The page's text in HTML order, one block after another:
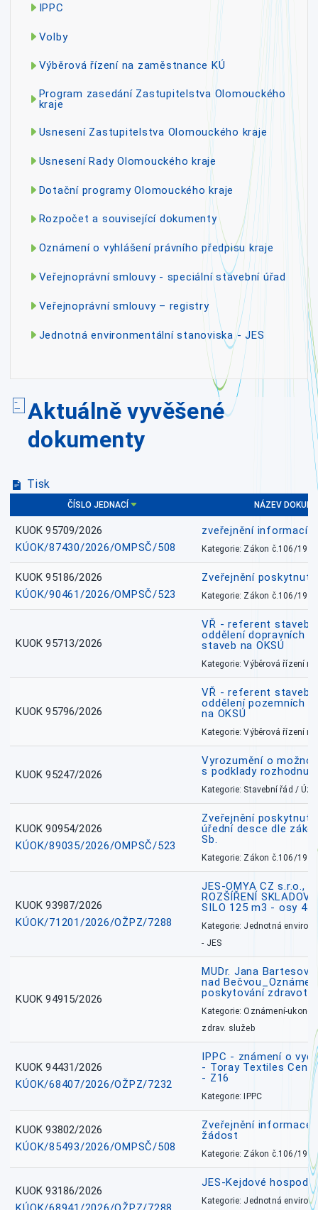
IPPC
Volby
Výběrová řízení na zaměstnance KÚ
Program zasedání Zastupitelstva Olomouckého
kraje
Usnesení Zastupitelstva Olomouckého kraje
Usnesení Rady Olomouckého kraje
Dotační programy Olomouckého kraje
Rozpočet a související dokumenty
Oznámení o vyhlášení právního předpisu kraje
Veřejnoprávní smlouvy - speciální stavební úřad
Veřejnoprávní smlouvy – registry
Jednotná environmentální stanoviska - JES
Aktuálně vyvěšené
dokumenty
Tisk
ČÍSLO JEDNACÍ NÁZEV
KUOK 95709/2026
KÚOK/87430/2026/OMPSČ/508
zveřejnění informací
Kategorie: Zákon č.106/1999
KUOK 95186/2026
KÚOK/90461/2026/OMPSČ/523
Zveřejnění
Kategorie: Zákon č.106/1999
KUOK 95713/2026
VŘ - referent
oddělení dopravních
staveb na OKSÚ
Kategorie: Výběrová řízení
KUOK 95796/2026
VŘ - referent
oddělení pozemních
na OKSÚ
Kategorie: Výběrová řízení
KUOK 95247/2026
Vyrozumění o
s podklady rozhodnutí
Kategorie: Stavební řád /
KUOK 90954/2026
KÚOK/89035/2026/OMPSČ/523
Zveřejnění
úřední desce dle
Sb.
Kategorie: Zákon č.106/1999
KUOK 93987/2026
KÚOK/71201/2026/OŽPZ/7288
JES-OMYA CZ s.r.o.,
ROZŠÍŘENÍ
SILO 125 m3 - osy
Kategorie: Jednotná
- JES
KUOK 94915/2026
MUDr. Jana
nad
poskytování
Kategorie: Oznámení-
zdrav. služeb
KUOK 94431/2026
KÚOK/68407/2026/OŽPZ/7232
IPPC - známení o
- Toray Textiles
- Z16
Kategorie: IPPC
KUOK 93802/2026
KÚOK/85493/2026/OMPSČ/508
Zveřejnění informace
žádost
Kategorie: Zákon č.106/1999
KUOK 93186/2026
JES-Kejdové
Kategorie: Jednotná